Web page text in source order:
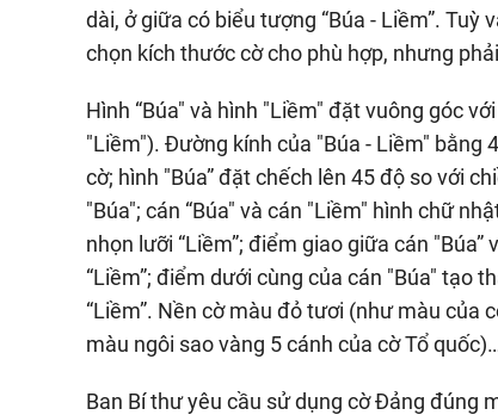
dài, ở giữa có biểu tượng “Búa - Liềm”.
chọn kích thước cờ cho phù hợp, nhưng
Hình “Búa" và hình "Liềm" đặt vuông góc
"Liềm"). Đường kính của "Búa - Liềm" bằng
cờ; hình "Búa” đặt chếch lên 45 độ so với
"Búa"; cán “Búa" và cán "Liềm" hình chữ
nhọn lưỡi “Liềm”; điểm giao giữa cán
“Liềm”; điểm dưới cùng của cán "Búa" tạo
“Liềm”. Nền cờ màu đỏ tươi (như màu của
màu ngôi sao vàng 5 cánh của cờ Tổ
Ban Bí thư yêu cầu sử dụng cờ Đảng đúng